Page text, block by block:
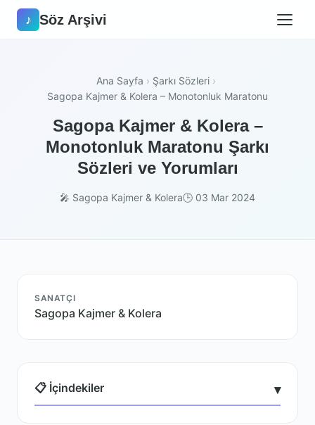
♪ Söz Arşivi
Ana Sayfa › Şarkı Sözleri ›
Sagopa Kajmer & Kolera – Monotonluk Maratonu
Sagopa Kajmer & Kolera –
Monotonluk Maratonu Şarkı
Sözleri ve Yorumları
🎤 Sagopa Kajmer & Kolera🕒 03 Mar 2024
SANATÇI
Sagopa Kajmer & Kolera
📋 İçindekiler ▾